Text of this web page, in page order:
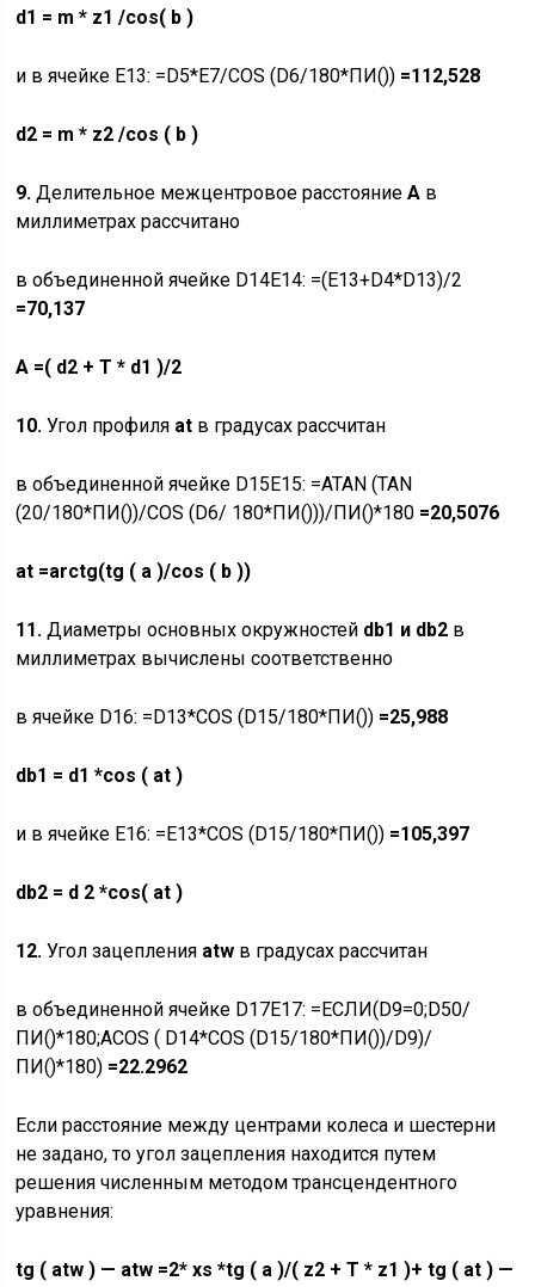
d1 = m * z1 /cos( b )
и в ячейке E13: =D5*E7/COS (D6/180*ПИ()) =112,528
d2 = m * z2 /cos ( b )
9. Делительное межцентровое расстояниеA в
миллиметрах рассчитано
в объединенной ячейке D14E14: =(E13+D4*D13)/2
=70,137
A =( d2 + T * d1 )/2
10. Угол профиля at в градусах рассчитан
в объединенной ячейке D15E15: =ATAN (TAN
(20/180*ПИ())/COS (D6/ 180*ПИ()))/ПИ()*180 =20,5076
at =arctg(tg ( a )/cos ( b ))
11. Диаметры основных окружностей db1 и db2 в
миллиметрах вычислены соответственно
в ячейке D16: =D13*COS (D15/180*ПИ()) =25,988
db1 = d1 *cos ( at )
и в ячейке E16: =E13*COS (D15/180*ПИ()) =105,397
db2 = d 2 *cos( at )
12. Угол зацепления atw в градусах рассчитан
в объединенной ячейке D17E17: =ЕСЛИ(D9=0;D50/
ПИ()*180;ACOS ( D14*COS (D15/180*ПИ())/D9)/
ПИ()*180) =22.2962
Если расстояние между центрами колеса и шестерни
не задано, то угол зацепления находится путем
решения численным методом трансцендентного
уравнения:
tg ( atw ) — atw =2* xs *tg ( a )/( z2 + T * z1 )+ tg ( at ) —